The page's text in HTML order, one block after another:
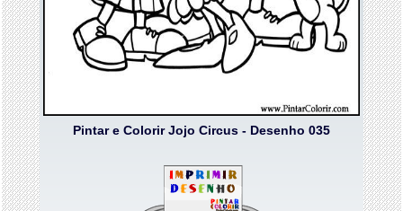
Pintar e Colorir Jojo Circus - Desenho 035